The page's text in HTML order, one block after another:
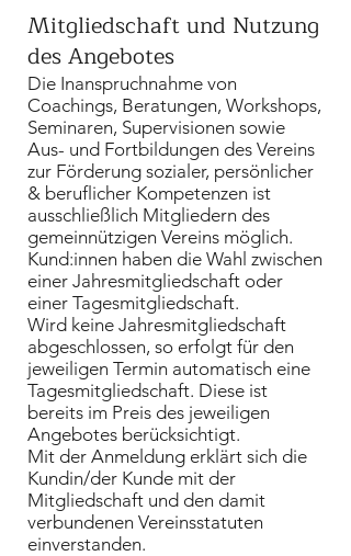
Mitgliedschaft und Nutzung
des Angebotes
Die Inanspruchnahme von
Coachings, Beratungen, Workshops,
Seminaren, Supervisionen sowie
Aus- und Fortbildungen des Vereins
zur Förderung sozialer, persönlicher
& beruflicher Kompetenzen ist
ausschließlich Mitgliedern des
gemeinnützigen Vereins möglich.
Kund:innen haben die Wahl zwischen
einer Jahresmitgliedschaft oder
einer Tagesmitgliedschaft.
Wird keine Jahresmitgliedschaft
abgeschlossen, so erfolgt für den
jeweiligen Termin automatisch eine
Tagesmitgliedschaft. Diese ist
bereits im Preis des jeweiligen
Angebotes berücksichtigt.
Mit der Anmeldung erklärt sich die
Kundin/der Kunde mit der
Mitgliedschaft und den damit
verbundenen Vereinsstatuten
einverstanden.